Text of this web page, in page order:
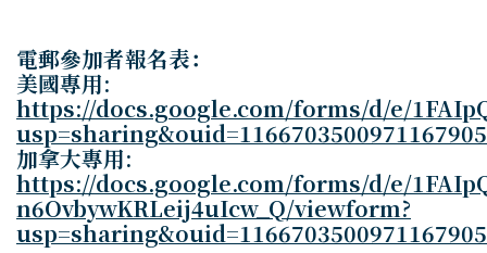
電郵參加者報名表：
美國專用:
https://docs.google.com/forms/d/e/
加拿大專用:
https://docs.google.com/forms/d/e/
n6OvbywKRLeij4uIcw_Q/viewform?